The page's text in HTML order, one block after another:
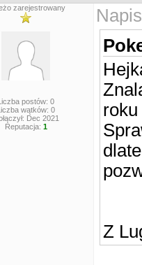
zarejestrowany
postów: 0
wątków: 0
Dec 2021
Reputacja: 1
roku
Z